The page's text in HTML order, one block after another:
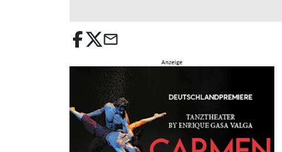
email